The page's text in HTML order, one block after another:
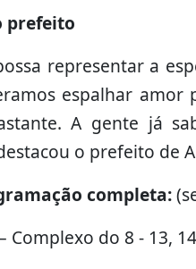
prefeito
representar a
espalhar amor
A gente já
o prefeito de
completa:
Complexo do 8 - 13,